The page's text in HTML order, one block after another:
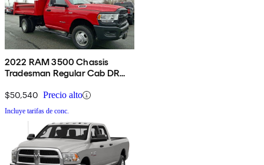
2022 RAM 3500 Chassis
Tradesman Regular Cab DRW
$50,540 Precio alto
Incluye tarifas de conc.